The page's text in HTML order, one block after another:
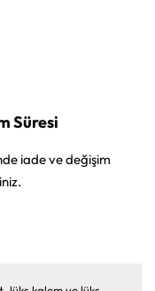
Süresi
iade ve değişim